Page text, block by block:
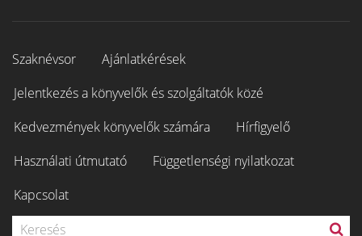
Szaknévsor
Ajánlatkérések
Jelentkezés a könyvelők és szolgáltatók közé
Kedvezmények könyvelők számára
Hírfigyelő
Használati útmutató
Függetlenségi nyilatkozat
Kapcsolat